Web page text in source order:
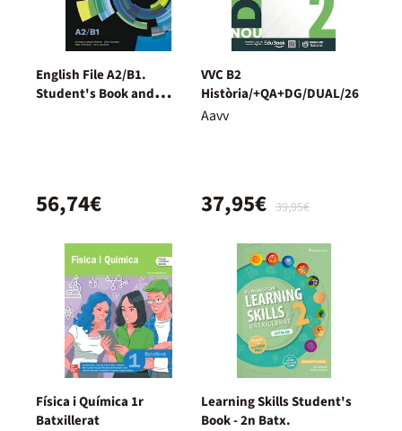
English File A2/B1.
Student's Book and
56,74€
VVC B2
Història/+QA+DG/DUAL/26
Aavv
39,95€
37,95€
Física i Química 1r
Batxillerat
Learning Skills Student's
Book - 2n Batx.